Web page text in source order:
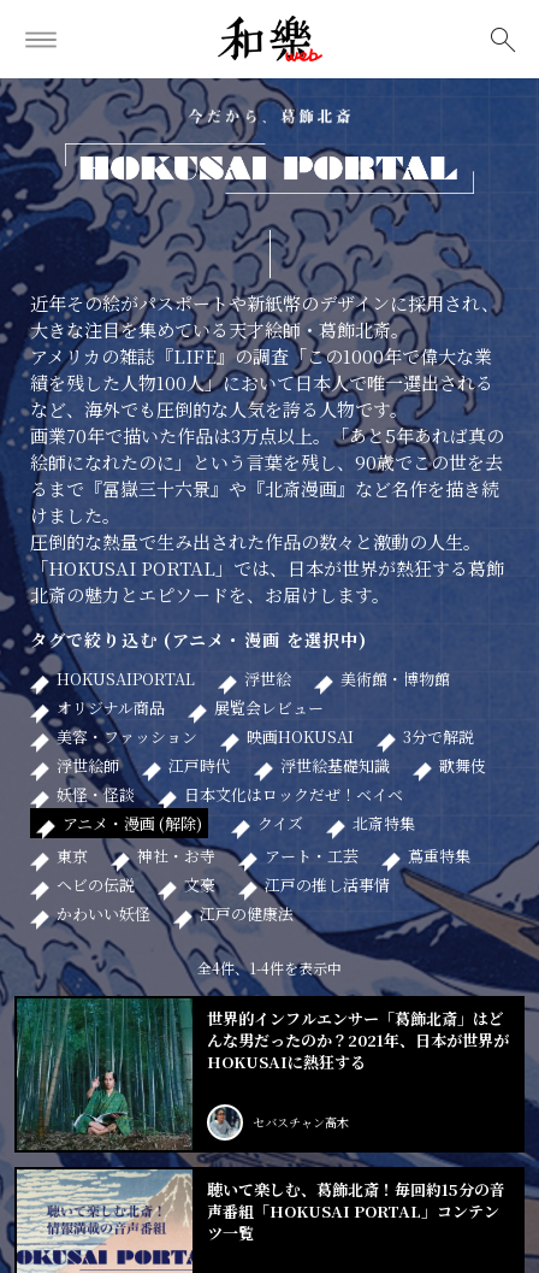
近年その絵がパスポートや新紙幣のデザインに採用され、
大きな注目を集めている天才絵師・葛飾北斎。
アメリカの雑誌『LIFE』の調査「この1000年で偉大な業
績を残した人物100人」において日本人で唯一選出される
など、海外でも圧倒的な人気を誇る人物です。
画業70年で描いた作品は3万点以上。「あと5年あれば真の
絵師になれたのに」という言葉を残し、90歳でこの世を去
るまで『冨嶽三十六景』や『北斎漫画』など名作を描き続
けました。
圧倒的な熱量で生み出された作品の数々と激動の人生。
「HOKUSAI PORTAL」では、日本が世界が熱狂する葛飾
北斎の魅力とエピソードを、お届けします。
タグで絞り込む (アニメ・漫画 を選択中)
HOKUSAIPORTAL 浮世絵
美術館・博物館
オリジナル商品
展覧会レビュー
美容・ファッション
映画HOKUSAI
3分で解説
浮世絵師
江戸時代 浮世絵基礎知識
歌舞伎
妖怪・怪談
日本文化はロックだぜ！ベイベ
アニメ・漫画 (解除)
クイズ
北斎特集
東京
神社・お寺 アート・工芸
蔦重特集
ヘビの伝説
文豪
江戸の推し活事情
かわいい妖怪
江戸の健康法
全4件、1-4件を表示中
世界的インフルエンサー「葛飾北斎」はど
んな男だったのか？2021年、日本が世界が
HOKUSAIに熱狂する
セバスチャン高木
聴いて楽しむ、葛飾北斎！毎回約15分の音
声番組「HOKUSAI PORTAL」コンテン
ツ一覧